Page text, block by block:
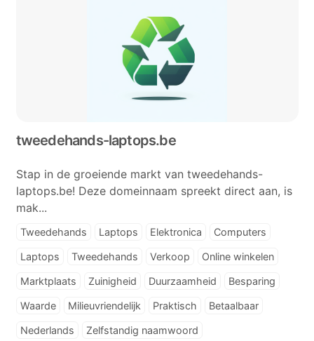
tweedehands-laptops.be
Stap in de groeiende markt van tweedehands-
laptops.be! Deze domeinnaam spreekt direct aan, is
mak...
Tweedehands Laptops Elektronica Computers
Laptops Tweedehands Verkoop Online winkelen
Marktplaats Zuinigheid Duurzaamheid Besparing
Waarde Milieuvriendelijk Praktisch Betaalbaar
Nederlands Zelfstandig naamwoord